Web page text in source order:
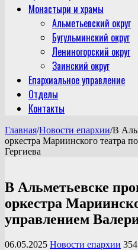
Монастыри и храмы
Альметьевский округ
Бугульминский округ
Лениногорский округ
Заинский округ
Епархиальное управление
Отделы
Контакты
Главная/Новости епархии/В
оркестра Мариинского театра
Гергиева
В Альметьевске
оркестра
управлением
06.05.2025 Новости епархии